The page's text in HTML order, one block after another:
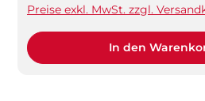
Preise exkl. MwSt. zzgl.
In den